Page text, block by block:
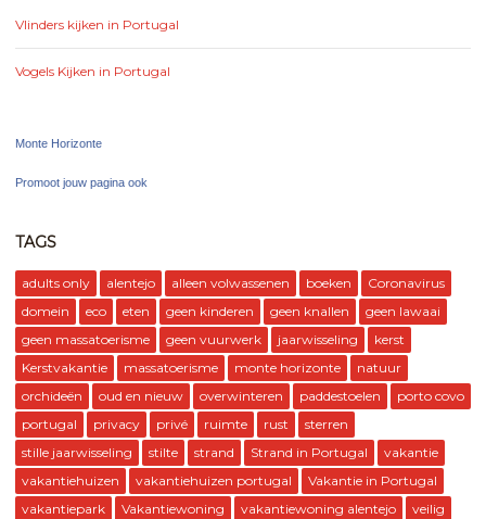
Vlinders kijken in Portugal
Vogels Kijken in Portugal
Monte Horizonte
Promoot jouw pagina ook
TAGS
adults only alentejo alleen volwassenen boeken
Coronavirus
domein
eco eten geen kinderen geen knallen
geen lawaai
geen massatoerisme
geen vuurwerk jaarwisseling
kerst
Kerstvakantie
massatoerisme monte horizonte
natuur
orchideën
oud en nieuw overwinteren paddestoelen
porto covo
portugal
privacy privé ruimte rust
sterren
stille jaarwisseling
stilte strand Strand in Portugal
vakantie
vakantiehuizen
vakantiehuizen portugal
Vakantie in Portugal
vakantiepark
Vakantiewoning vakantiewoning alentejo
veilig